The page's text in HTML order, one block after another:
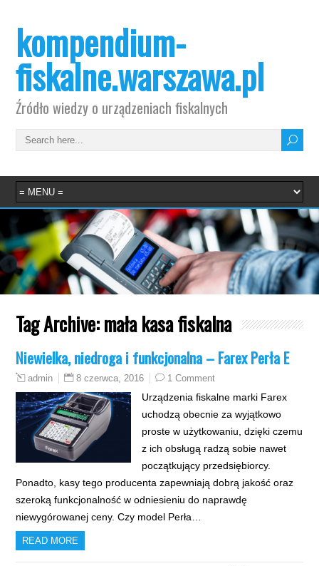
kompendium-
fiskalne.warszawa.pl
Źródło wiedzy o urządzeniach fiskalnych
Tag Archive:mała kasa fiskalna
Niewielka, niedroga i funkcjonalna – Farex Perła E
admin 8 czerwca, 2016 1 Comment
Urządzenia fiskalne marki Farex
uchodzą obecnie za wyjątkowo
proste w użytkowaniu, dzięki czemu
z ich obsługą radzą sobie nawet
początkujący przedsiębiorcy.
Ponadto, kasy tego producenta zapewniają dobrą jakość oraz
szeroką funkcjonalność w odniesieniu do naprawdę
niewygórowanej ceny. Czy model Perła…
READ MORE